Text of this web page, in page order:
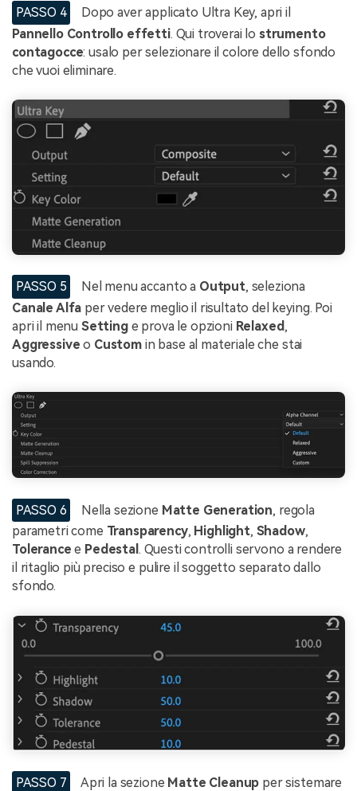
PASSO 4
Dopo aver applicato Ultra Key, apri il
Pannello Controllo effetti. Qui troverai lo strumento
contagocce: usalo per selezionare il colore dello sfondo
che vuoi eliminare.
PASSO 5 Nel menu accanto a Output, seleziona
Canale Alfa per vedere meglio il risultato del keying. Poi
apri il menu Settinge prova le opzioni Relaxed ,
Aggressive o Customin base al materiale che stai
usando.
PASSO 6 Nella sezione Matte Generation, regola
parametri come Transparency, Highlight, Shadow,
Tolerance e Pedestal . Questi controlli servono a rendere
il ritaglio più preciso e pulire il soggetto separato dallo
sfondo.
PASSO 7 Apri la sezione Matte Cleanup per sistemare